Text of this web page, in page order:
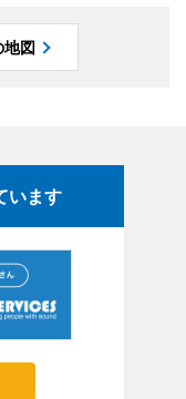
地図
います